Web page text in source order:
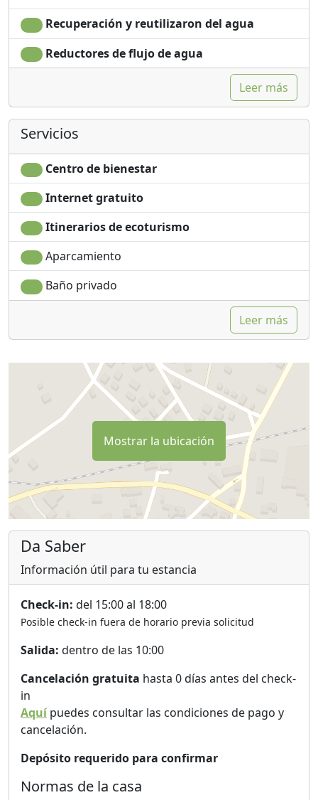
Recuperación y reutilizaron del agua
Reductores de flujo de agua
Leer más
Servicios
Centro de bienestar
Internet gratuito
Itinerarios de ecoturismo
Aparcamiento
Baño privado
Leer más
Mostrar la ubicación
Da Saber
Información útil para tu estancia
Check-in: del 15:00 al 18:00
Posible check-in fuera de horario previa solicitud
Salida: dentro de las 10:00
Cancelación gratuita hasta 0 días antes del check-
in
Aquípuedes consultar las condiciones de pago y
cancelación.
Depósito requerido para confirmar
Normas de la casa